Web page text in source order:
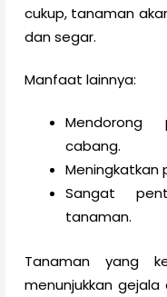
cukup, tanaman
dan segar.
Manfaat lainnya:
cabang.
Meningkatkan
Sangat
tanaman.
Tanaman yang
menunjukkan